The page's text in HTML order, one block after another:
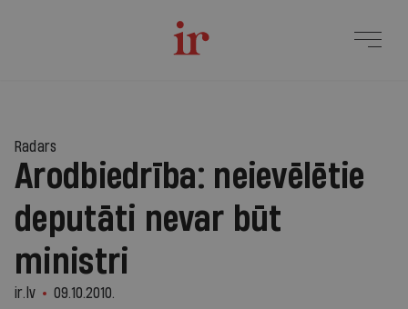
Radars
Arodbiedrība: neievēlētie
deputāti nevar būt
ministri
ir.lv 09.10.2010.